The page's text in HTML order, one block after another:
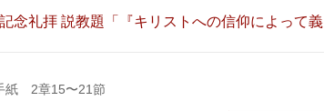
礼拝 説教題「『キリストへの信仰によって義
紙 2章15〜21節